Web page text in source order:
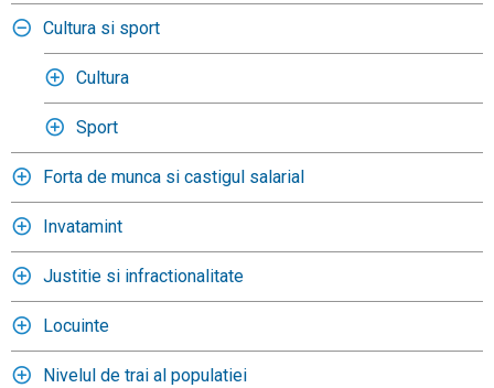
Cultura si sport
Cultura
Sport
Forta de munca si castigul salarial
Invatamint
Justitie si infractionalitate
Locuinte
Nivelul de trai al populatiei